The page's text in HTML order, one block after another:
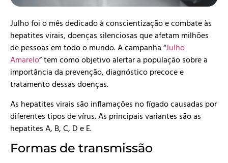
Julho foi o mês dedicado à conscientização e combate às
hepatites virais, doenças silenciosas que afetam milhões
de pessoas em todo o mundo. A campanha “Julho
Amarelo” tem como objetivo alertar a população sobre a
importância da prevenção, diagnóstico precoce e
tratamento dessas doenças.
As hepatites virais são inflamações no fígado causadas por
diferentes tipos de vírus. As principais variantes são as
hepatites A, B, C, D e E.
Formas de transmissão